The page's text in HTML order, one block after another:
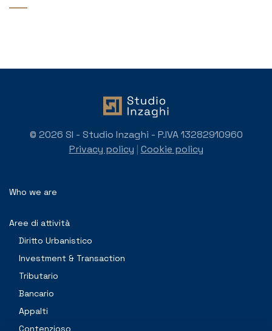
Who we are
Aree di attività
Diritto Urbanistico
Investment & Transaction
Tributario
Bancario
Appalti
Contenzioso
© 2026 SI - Studio Inzaghi - P.IVA 13282910960
Privacy policy | Cookie policy